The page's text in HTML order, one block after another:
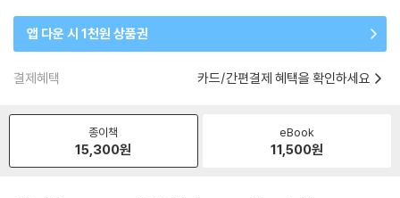
앱 다운 시 1천원 상품권
결제혜택 카드/간편결제 혜택을 확인하세요
종이책
15,300원
eBook
11,500원